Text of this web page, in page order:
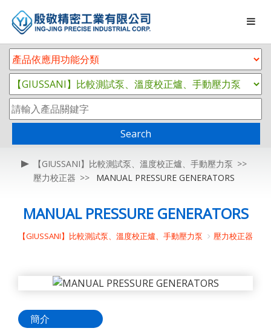
Search
【GIUSSANI】比較測試泵、溫度校正爐、手動壓力泵
壓力校正器
MANUAL PRESSURE GENERATORS
MANUAL PRESSURE GENERATORS
【GIUSSANI】比較測試泵、溫度校正爐、手動壓力泵 壓力校正器
簡介